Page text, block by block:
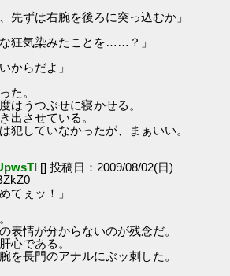
先ずは右腕を後ろに突っ込むか」
狂気染みたことを……？」
からだよ」
た。
はうつぶせに寝かせる。
出させている。
犯していなかったが、まぁいい。
[] 投稿日：2009/08/02(日)
てぇッ！」
表情が分からないのが残念だ。
心である。
を長門のアナルにぶッ刺した。